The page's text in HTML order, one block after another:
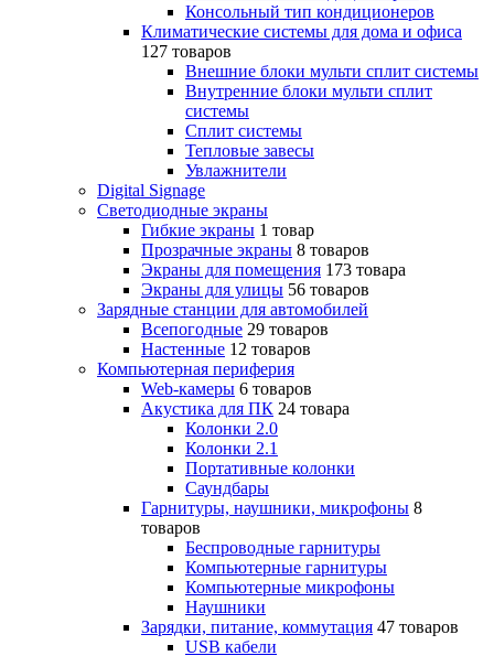
Консольный тип кондиционеров
Климатические системы для дома и офиса
127 товаров
Внешние блоки мульти сплит системы
Внутренние блоки мульти сплит
системы
Сплит системы
Тепловые завесы
Увлажнители
Digital Signage
Светодиодные экраны
Гибкие экраны 1 товар
Прозрачные экраны 8 товаров
Экраны для помещения 173 товара
Экраны для улицы 56 товаров
Зарядные станции для автомобилей
Всепогодные 29 товаров
Настенные 12 товаров
Компьютерная периферия
Web-камеры 6 товаров
Акустика для ПК 24 товара
Колонки 2.0
Колонки 2.1
Портативные колонки
Саундбары
Гарнитуры, наушники, микрофоны 8
товаров
Беспроводные гарнитуры
Компьютерные гарнитуры
Компьютерные микрофоны
Наушники
Зарядки, питание, коммутация 47 товаров
USB кабели